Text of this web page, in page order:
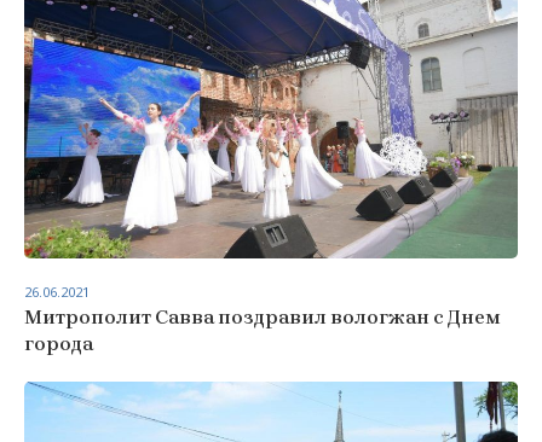
Митрополит Савва поздравил вологжан с Днем
города
26.06.2021